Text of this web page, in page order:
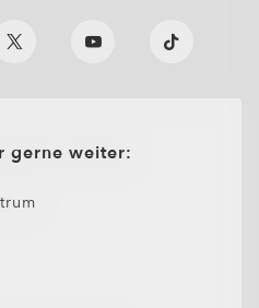
94.00
gerne weiter: